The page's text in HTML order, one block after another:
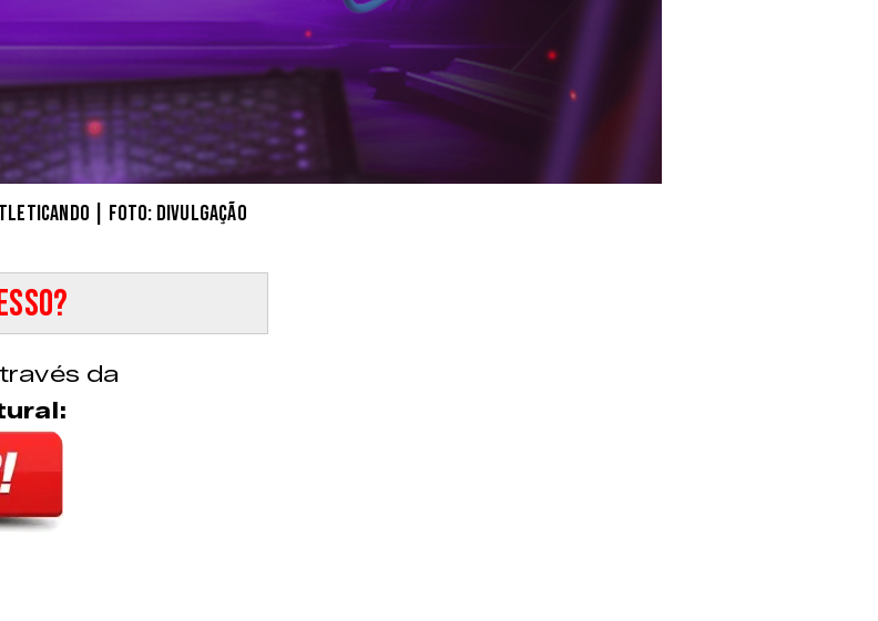
| foto: divulgação
da